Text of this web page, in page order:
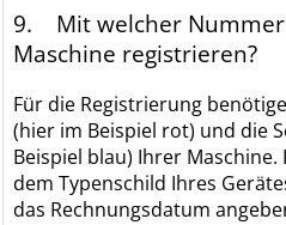
9. Mit welcher Nummer
Maschine registrieren?
Für die Registrierung
(hier im Beispiel rot) und die
Beispiel blau) Ihrer
dem Typenschild Ihres
das Rechnungsdatum